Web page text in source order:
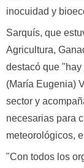
inocuidad y
Sarquís, que
Agricultura,
destacó que
(María Eugenia)
sector y
necesarias para
meteorológicos,
"Con todos los